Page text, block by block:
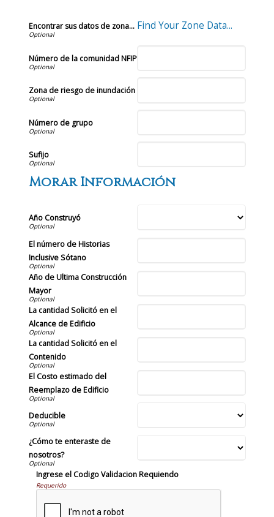
Encontrar sus datos de zona... Find Your Zone Data...
Número de la comunidad NFIP
Zona de riesgo de inundación
Número de grupo
Sufijo
Morar Información
Año Construyó
El número de Historias
Inclusive Sótano
Año de Ultima Construcción
Mayor
La cantidad Solicitó en el
Alcance de Edificio
La cantidad Solicitó en el
Contenido
El Costo estimado del
Reemplazo de Edificio
Deducible
¿Cómo te enteraste de
nosotros?
Ingrese el Codigo Validacion Requiendo
Requerido